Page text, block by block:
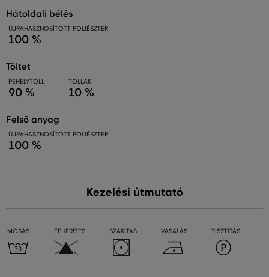
hátoldali bélés
ÚJRAHASZNOSÍTOTT POLIÉSZTER
100 %
töltet
PEHELYTOLL
90 %
TOLLAK
10 %
felső anyag
ÚJRAHASZNOSÍTOTT POLIÉSZTER
100 %
Kezelési útmutató
MOSÁS FEHÉRÍTÉS SZÁRÍTÁS VASALÁS TISZTÍTÁS